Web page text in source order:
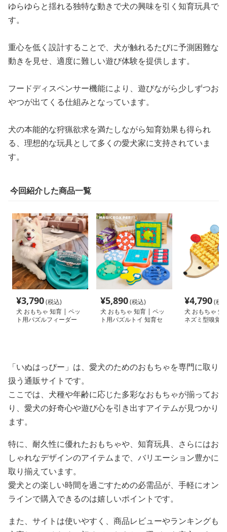
ゆらゆらと揺れる独特な動きで犬の興味を引く知育玩具で
す。
重心を低く設計することで、犬が触れるたびに予測困難な
動きを見せ、適度に難しい遊び体験を提供します。
フードディスペンサー機能により、遊びながら少しずつお
やつが出てくる仕組みとなっています。
犬の本能的な狩猟欲求を満たしながら知育効果も得られ
る、理想的な玩具として多くの愛犬家に支持されていま
す。
今回紹介した商品一覧
¥3,790(税込)
犬 おもちゃ 知育 | ペッ
ト用パズルフィーダー
¥5,890(税込)
犬 おもちゃ 知育 | ペッ
ト用パズルトイ 知育セ
¥4,790(税
犬 おもちゃ 知
ネズミ型嗅覚
「いぬはっぴー」は、愛犬のためのおもちゃを専門に取り
扱う通販サイトです。
ここでは、犬種や年齢に応じた多彩なおもちゃが揃ってお
り、愛犬の好奇心や遊び心を引き出すアイテムが見つかり
ます。
特に、耐久性に優れたおもちゃや、知育玩具、さらにはお
しゃれなデザインのアイテムまで、バリエーション豊かに
取り揃えています。
愛犬との楽しい時間を過ごすための必需品が、手軽にオン
ラインで購入できるのは嬉しいポイントです。
また、サイトは使いやすく、商品レビューやランキングも